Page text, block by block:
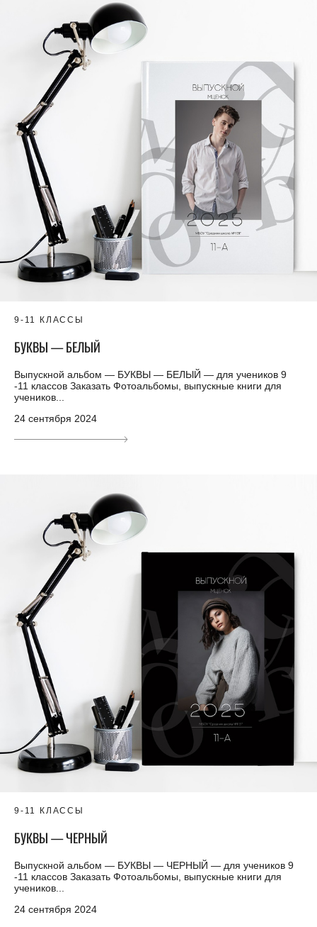
9-11 КЛАССЫ
БУКВЫ — БЕЛЫЙ
Выпускной альбом — БУКВЫ — БЕЛЫЙ — для учеников 9
-11 классов Заказать Фотоальбомы, выпускные книги для
учеников...
24 сентября 2024
9-11 КЛАССЫ
БУКВЫ — ЧЕРНЫЙ
Выпускной альбом — БУКВЫ — ЧЕРНЫЙ — для учеников 9
-11 классов Заказать Фотоальбомы, выпускные книги для
учеников...
24 сентября 2024